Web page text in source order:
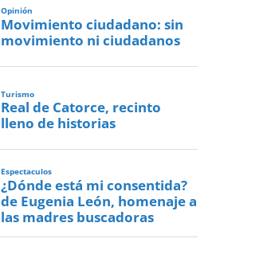
Opinión
Movimiento ciudadano: sin
movimiento ni ciudadanos
Turismo
Real de Catorce, recinto
lleno de historias
Espectaculos
¿Dónde está mi consentida?
de Eugenia León, homenaje a
las madres buscadoras